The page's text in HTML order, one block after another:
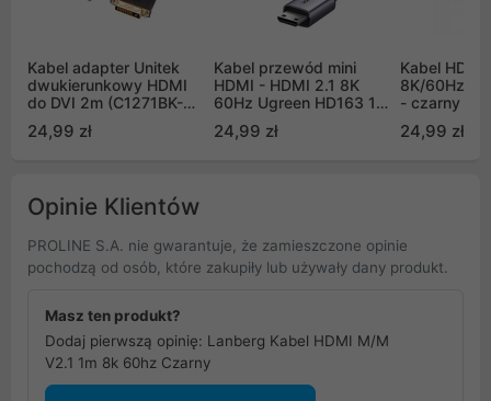
Kabel adapter Unitek
dwukierunkowy HDMI
do DVI 2m (C1271BK-
2M)
24,99 zł
Kabel przewód mini
HDMI - HDMI 2.1 8K
60Hz Ugreen HD163 1m
- szary (15514)
24,99 zł
Kabel HDMI
8K/60Hz
- czarny
24,99 zł
Opinie Klientów
PROLINE S.A. nie gwarantuje, że zamieszczone opinie
pochodzą od osób, które zakupiły lub używały dany produkt.
Masz ten produkt?
Dodaj pierwszą opinię: Lanberg Kabel HDMI M/M
V2.1 1m 8k 60hz Czarny